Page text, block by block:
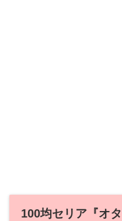
100均セリア『オ